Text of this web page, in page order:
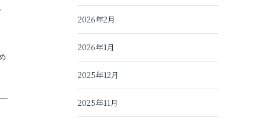
2026年2月
2026年1月
2025年12月
2025年11月